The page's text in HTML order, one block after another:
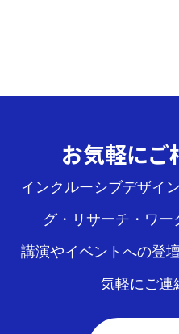
お気軽にご
インクルーシブデザイ
グ・リサーチ・ワー
講演やイベントへの登
気軽にご連